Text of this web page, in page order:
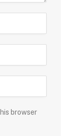
browser